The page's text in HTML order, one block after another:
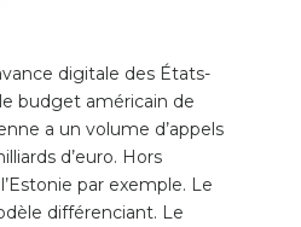
digitale des États-
budget américain de
a un volume d’appels
d’euro. Hors
par exemple. Le
différenciant. Le